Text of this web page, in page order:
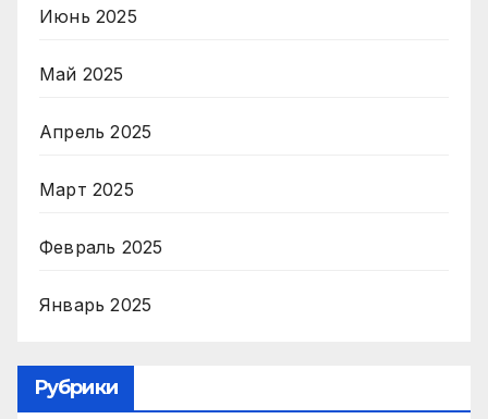
Июнь 2025
Май 2025
Апрель 2025
Март 2025
Февраль 2025
Январь 2025
Рубрики